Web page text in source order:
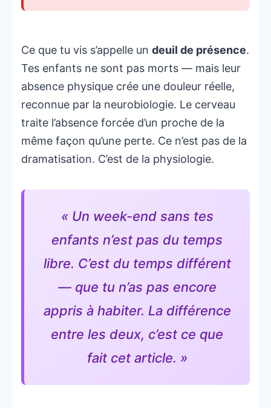
Ce que tu vis s’appelle un deuil de présence.
Tes enfants ne sont pas morts — mais leur
absence physique crée une douleur réelle,
reconnue par la neurobiologie. Le cerveau
traite l’absence forcée d’un proche de la
même façon qu’une perte. Ce n’est pas de la
dramatisation. C’est de la physiologie.
« Un week-end sans tes
enfants n’est pas du temps
libre. C’est du temps différent
— que tu n’as pas encore
appris à habiter. La différence
entre les deux, c’est ce que
fait cet article. »